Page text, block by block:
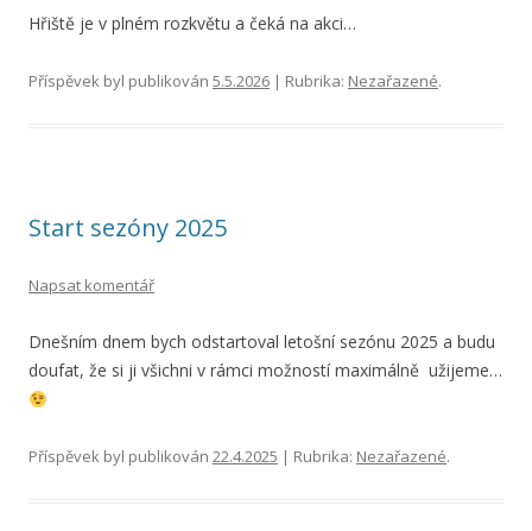
Hřiště je v plném rozkvětu a čeká na akci…
Příspěvek byl publikován 5.5.2026 | Rubrika: Nezařazené.
Start sezóny 2025
Napsat komentář
Dnešním dnem bych odstartoval letošní sezónu 2025 a budu
doufat, že si ji všichni v rámci možností maximálně užijeme…
Příspěvek byl publikován 22.4.2025 | Rubrika: Nezařazené.